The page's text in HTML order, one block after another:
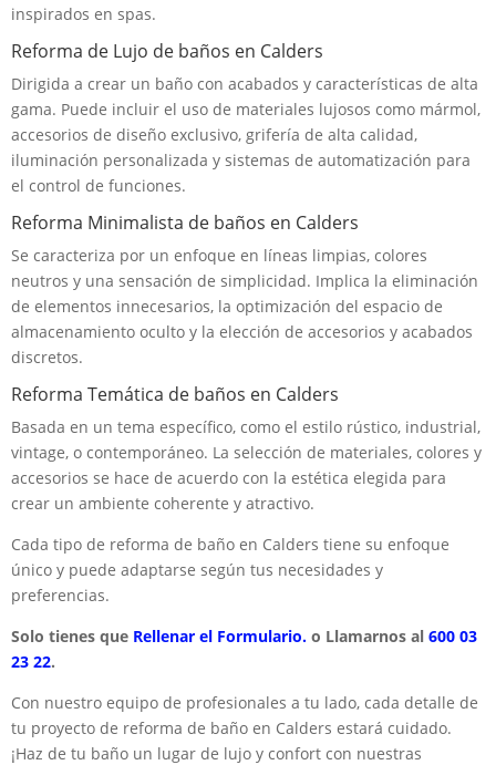
inspirados en spas.
Reforma de Lujo de baños en Calders
Dirigida a crear un baño con acabados y características de alta
gama. Puede incluir el uso de materiales lujosos como mármol,
accesorios de diseño exclusivo, grifería de alta calidad,
iluminación personalizada y sistemas de automatización para
el control de funciones.
Reforma Minimalista de baños en Calders
Se caracteriza por un enfoque en líneas limpias, colores
neutros y una sensación de simplicidad. Implica la eliminación
de elementos innecesarios, la optimización del espacio de
almacenamiento oculto y la elección de accesorios y acabados
discretos.
Reforma Temática de baños en Calders
Basada en un tema específico, como el estilo rústico, industrial,
vintage, o contemporáneo. La selección de materiales, colores y
accesorios se hace de acuerdo con la estética elegida para
crear un ambiente coherente y atractivo.
Cada tipo de reforma de baño en Calders tiene su enfoque
único y puede adaptarse según tus necesidades y
preferencias.
Solo tienes que Rellenar el Formulario. o Llamarnos al 600 03
23 22.
Con nuestro equipo de profesionales a tu lado, cada detalle de
tu proyecto de reforma de baño en Calders estará cuidado.
¡Haz de tu baño un lugar de lujo y confort con nuestras